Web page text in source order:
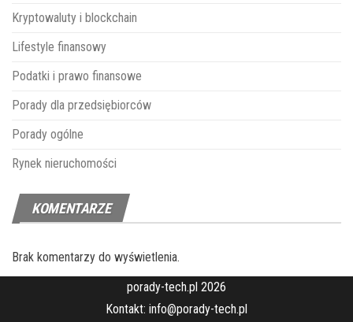
Kryptowaluty i blockchain
Lifestyle finansowy
Podatki i prawo finansowe
Porady dla przedsiębiorców
Porady ogólne
Rynek nieruchomości
KOMENTARZE
Brak komentarzy do wyświetlenia.
porady-tech.pl 2026
Kontakt: info@porady-tech.pl